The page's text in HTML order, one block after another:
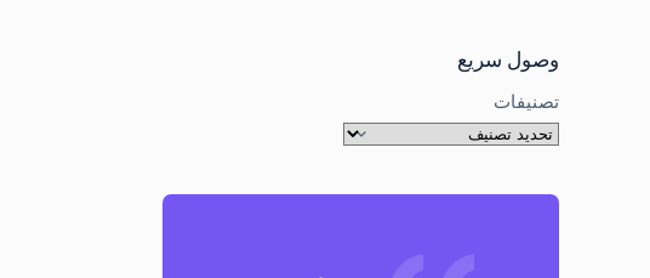
وصول سريع
تصنيفات